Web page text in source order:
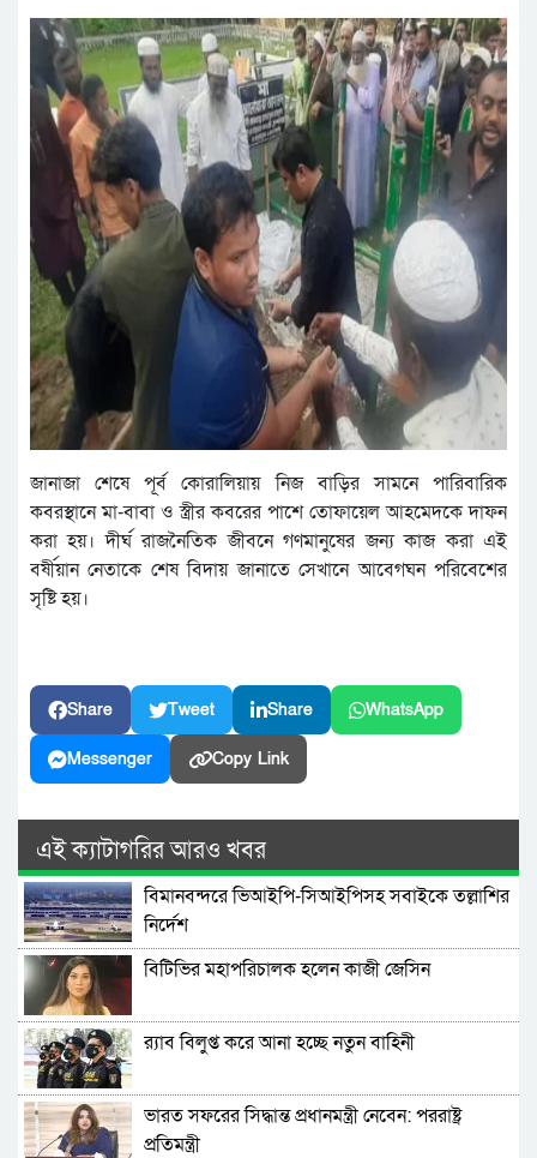
জানাজা শেষে পূর্ব কোরালিয়ায় নিজ বাড়ির সামনে পারিবারিক
কবরস্থানে মা-বাবা ও স্ত্রীর কবরের পাশে তোফায়েল আহমেদকে দাফন
করা হয়। দীর্ঘ রাজনৈতিক জীবনে গণমানুষের জন্য কাজ করা এই
বর্ষীয়ান নেতাকে শেষ বিদায় জানাতে সেখানে আবেগঘন পরিবেশের
সৃষ্টি হয়।
Share Tweet Share WhatsApp
Messenger Copy Link
এই ক্যাটাগরির আরও খবর
বিমানবন্দরে ভিআইপি-সিআইপিসহ সবাইকে তল্লাশির
নির্দেশ
বিটিভির মহাপরিচালক হলেন কাজী জেসিন
র‍্যাব বিলুপ্ত করে আনা হচ্ছে নতুন বাহিনী
ভারত সফরের সিদ্ধান্ত প্রধানমন্ত্রী নেবেন: পররাষ্ট্র
প্রতিমন্ত্রী